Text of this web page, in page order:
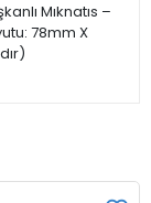
Mıknatıs –
78mm X